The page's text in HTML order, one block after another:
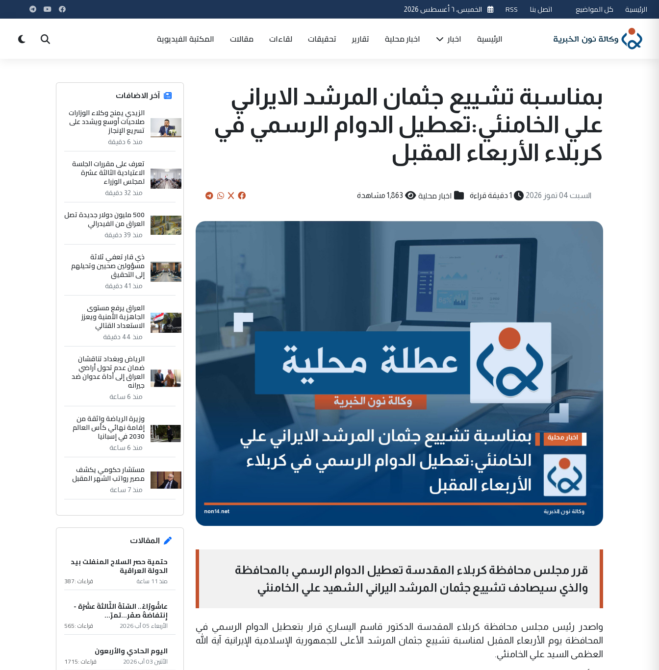
الرئيسية كل المواضيع اتصل بنا RSS الخميس، ٦ أغسطس 2026
الرئيسية اخبار اخبار محلية تقارير تحقيقات لقاءات مقالات المكتبة الفيديوية
بمناسبة تشييع جثمان المرشد الايراني
علي الخامنئي:تعطيل الدوام الرسمي في
كربلاء الأربعاء المقبل
السبت 04 تموز 2026 1 دقيقة قراءة اخبار محلية 1,863 مشاهدة
قرر مجلس محافظة كربلاء المقدسة تعطيل الدوام الرسمي بالمحافظة
والذي سيصادف تشييع جثمان المرشد اليراني الشهيد علي الخامنئي
واصدر رئيس مجلس محافظة كربلاء المقدسة الدكتور قاسم اليساري قرار بتعطيل الدوام الرسمي في
المحافظة يوم الأربعاء المقبل لمناسبة تشييع جثمان المرشد الأعلى للجمهورية الإسلامية الإيرانية آية الله
العظمى السيد علي الخامنئي.
آخر الاضافات
الزيدي يمنح وكلاء الوزارات
صلاحيات أوسع ويشدد على
تسريع الإنجاز
منذ 6 دقيقة
تعرف على مقررات الجلسة
الاعتيادية الثالثة عشرة
لمجلس الوزراء
منذ 32 دقيقة
500 مليون دولار جديدة تصل
العراق من الفيدرالي
منذ 39 دقيقة
ذي قار تعفي ثلاثة
مسؤولين صحيين وتحيلهم
إلى التحقيق
منذ 41 دقيقة
العراق يرفع مستوى
الجاهزية الأمنية ويعزز
الاستعداد القتالي
منذ 44 دقيقة
الرياض وبغداد تناقشان
ضمان عدم تحول أراضي
العراق إلى أداة عدوان ضد
جيرانه
منذ 6 ساعة
وزيرة الرياضة واثقة من
إقامة نهائي كأس العالم
2030 في إسبانيا
منذ 6 ساعة
مستشار حكومي يكشف
مصير رواتب الشهر المقبل
منذ 7 ساعة
المقالات
حتمية حصر السلاح المنفلت بيد
الدولة العراقية
منذ 11 ساعة قراءات :387
عاشُورْاءُ.. السّنَةُ الثّالثةَ عشَرَة -
إِنتفاضةُ صفَر…تمرّ...
الأربعاء 05 آب 2026 قراءات :565
اليوم الحادي والأربعون
الأثنين 03 آب 2026 قراءات :1715